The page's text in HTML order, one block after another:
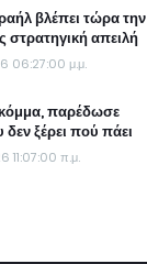
βλέπει τώρα την
στρατηγική απειλή
06:27:00 μ.μ.
παρέδωσε
ξέρει πού πάει
11:07:00 π.μ.